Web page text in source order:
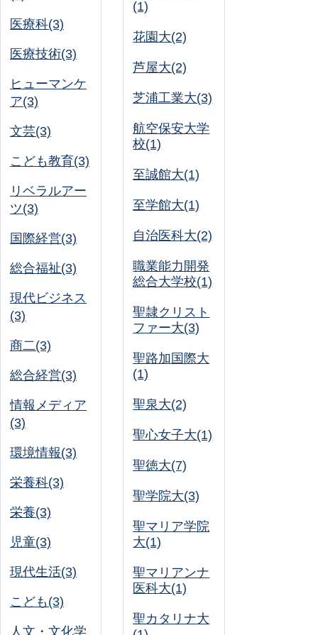
医療科(3)
医療技術(3)
ヒューマンケ
ア(3)
文芸(3)
こども教育(3)
リベラルアー
ツ(3)
国際経営(3)
総合福祉(3)
現代ビジネス
(3)
商二(3)
総合経営(3)
情報メディア
(3)
環境情報(3)
栄養科(3)
栄養(3)
児童(3)
現代生活(3)
こども(3)
人文・文化学
(1)
花園大(2)
芦屋大(2)
芝浦工業大(3)
航空保安大学
校(1)
至誠館大(1)
至学館大(1)
自治医科大(2)
職業能力開発
総合大学校(1)
聖隷クリスト
ファー大(3)
聖路加国際大
(1)
聖泉大(2)
聖心女子大(1)
聖徳大(7)
聖学院大(3)
聖マリア学院
大(1)
聖マリアンナ
医科大(1)
聖カタリナ大